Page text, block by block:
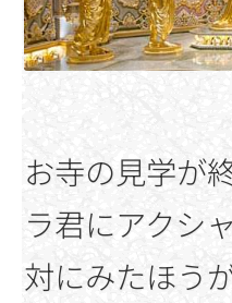
お寺の見学が
ラ君にアクシ
対にみたほう